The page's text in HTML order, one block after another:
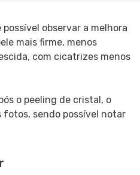
observar a melhora
mais firme, menos
com cicatrizes menos
o peeling de cristal, o
sendo possível notar